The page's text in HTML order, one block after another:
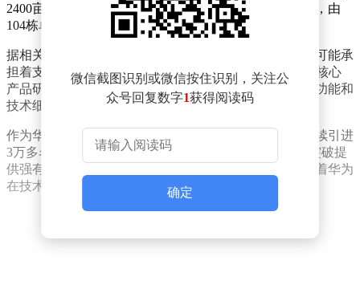
2400亩，建筑面积达206万平方米，总投资超过170亿元，由
104栋单体建筑组成。
据相关消息透露，此次公开的芯片基础技术研究实验室可能承
担着支撑华为麒麟芯片、鲲鹏处理器以及昇腾AI芯片等核心
产品研发的重要任务。不过，目前关于该实验室的具体功能和
技术细节尚未有更多信息披露。
作为华为创新研发的重要载体，练秋湖研发中心计划陆续引进
3万多名研发人才，为华为在芯片、通信等领域的持续突破提
供强有力的支持。这一全球最大研发中心的建成，标志着华为
在技术创新和产业布局上迈出了重要一步。
微信截图识别或微信按住识别，关注公
众号回复数字1获得阅读码
确定